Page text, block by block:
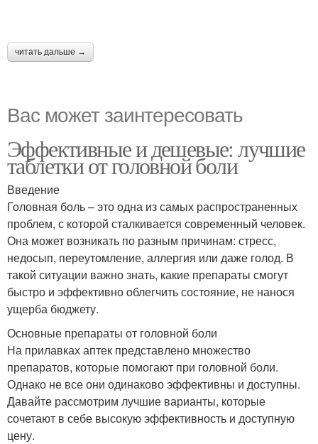
читать дальше →
Вас может заинтересовать
Эффективные и дешевые: лучшие
таблетки от головной боли
Введение
Головная боль – это одна из самых распространенных
проблем, с которой сталкивается современный человек.
Она может возникать по разным причинам: стресс,
недосып, переутомление, аллергия или даже голод. В
такой ситуации важно знать, какие препараты смогут
быстро и эффективно облегчить состояние, не нанося
ущерба бюджету.
Основные препараты от головной боли
На прилавках аптек представлено множество
препаратов, которые помогают при головной боли.
Однако не все они одинаково эффективны и доступны.
Давайте рассмотрим лучшие варианты, которые
сочетают в себе высокую эффективность и доступную
цену.